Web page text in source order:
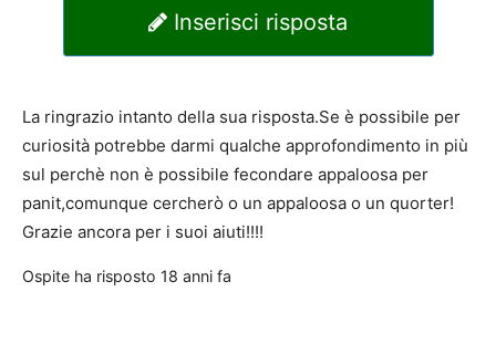
Inserisci risposta
La ringrazio intanto della sua risposta.Se è possibile per
curiosità potrebbe darmi qualche approfondimento in più
sul perchè non è possibile fecondare appaloosa per
panit,comunque cercherò o un appaloosa o un quorter!
Grazie ancora per i suoi aiuti!!!!
Ospite ha risposto 18 anni fa